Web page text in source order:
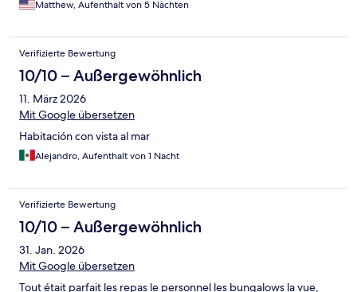
Matthew, Aufenthalt von 5 Nächten
Verifizierte Bewertung
10/10 – Außergewöhnlich
11. März 2026
Mit Google übersetzen
Habitación con vista al mar
Alejandro, Aufenthalt von 1 Nacht
Verifizierte Bewertung
10/10 – Außergewöhnlich
31. Jan. 2026
Mit Google übersetzen
Tout était parfait les repas le personnel les bungalows la vue,